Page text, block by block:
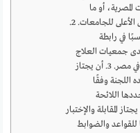
أو ما
يعادلها وفقًا لما يقرره المجلس الأعلى للجامعات. 2.
في رابطة
جمعيات العلاج
النفسي، أو هيئة معترف بها في مصر. 3. أن يجتاز
اللجنة وفقًا
اللائحة
لهذا القانون. 4. أن يجتاز المقابلة والإختبار
للقواعد والضوابط